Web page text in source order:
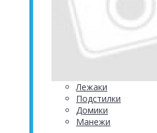
Лежаки
Подстилки
Домики
Манежи